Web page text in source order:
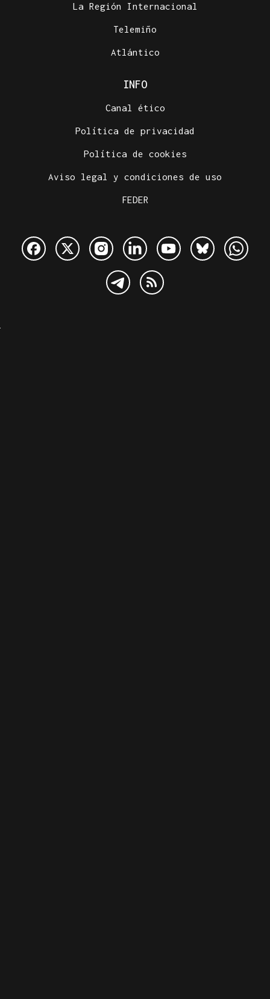
La Región Internacional
Telemiño
Atlántico
INFO
Canal ético
Política de privacidad
Política de cookies
Aviso legal y condiciones de uso
FEDER